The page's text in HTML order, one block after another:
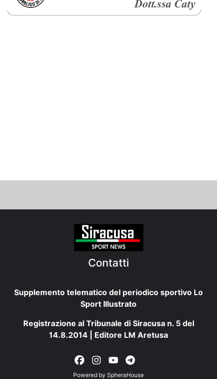
Contatti
Supplemento telematico del periodico sportivo Lo
Sport Illustrato
Registrazione al Tribunale di Siracusa n. 5 del
14.8.2014 | Editore LM Aretusa
Powered by SpheraHouse